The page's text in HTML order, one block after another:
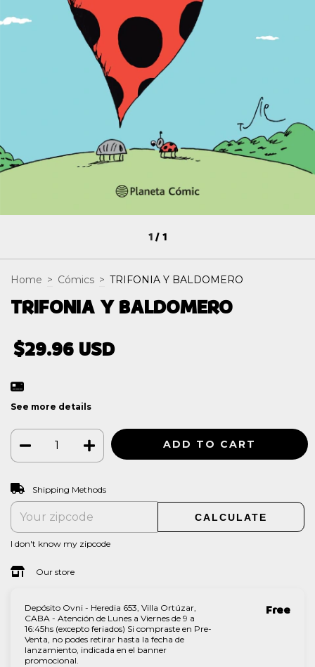
1/1
Home > Cómics > TRIFONIA Y BALDOMERO
TRIFONIA Y BALDOMERO
$29.96 USD
See more details
Shipping for zipcode:
Shipping Methods
CALCULATE
I don't know my zipcode
Our store
Depósito Ovni - Heredia 653, Villa Ortúzar,
CABA - Atención de Lunes a Viernes de 9 a
16:45hs (excepto feriados) Si compraste en Pre-
Venta, no podes retirar hasta la fecha de
lanzamiento, indicada en el banner
promocional.
Free